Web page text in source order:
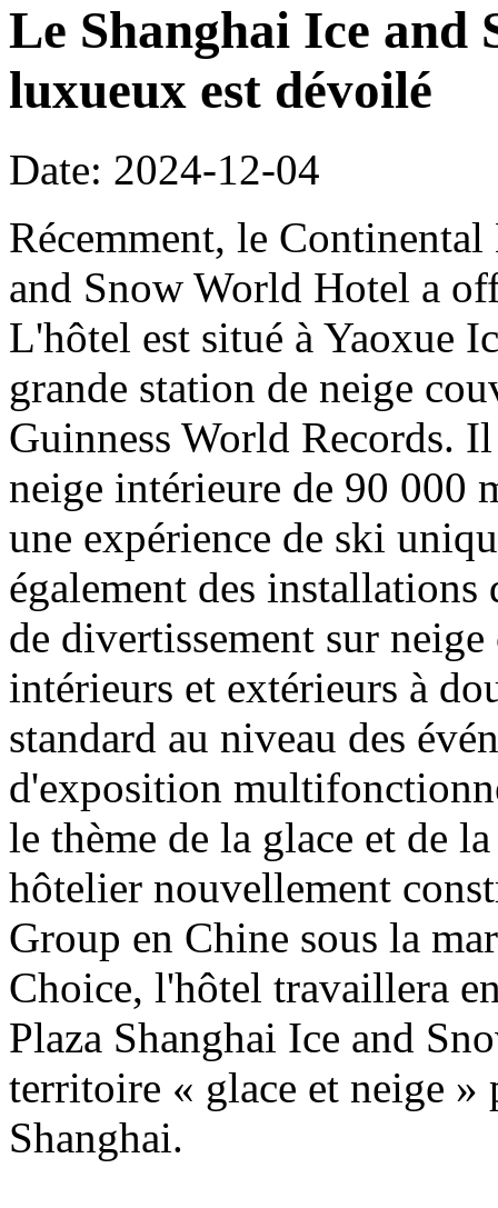
Le Shanghai Ice and
luxueux est dévoilé
Date: 2024-12-04
Récemment, le
and Snow World Hotel a
L'hôtel est situé à Yaoxue
grande station de neige
Guinness World Records.
neige intérieure de 90 000
une expérience de ski
également des installations
de divertissement sur
intérieurs et extérieurs à
standard au niveau des
d'exposition
le thème de la glace et de
hôtelier nouvellement
Group en Chine sous la
Choice, l'hôtel travaillera
Plaza Shanghai Ice and
territoire « glace et neige
Shanghai.